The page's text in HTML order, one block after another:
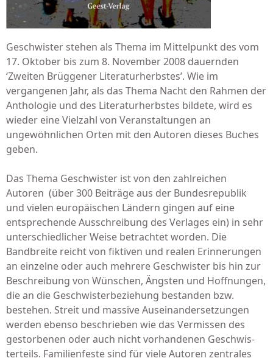
Geschwister stehen als Thema im Mittelpunkt des vom
17. Oktober bis zum 8. November 2008 dauernden
‘Zweiten Brüggener Literaturherbs­tes’. Wie im
vergangenen Jahr, als das Thema Nacht den Rahmen der
Anthologie und des Literaturherbstes bildete, wird es
wieder eine Vielzahl von Veranstaltungen an
ungewöhnlichen Orten mit den Autoren dieses Buches
geben.
Das Thema Geschwister ist von den zahlreichen
Autoren (über 300 Beiträge aus der Bundesrepublik
und vielen europäischen Ländern gingen auf eine
entsprechende Aus­schreibung des Verlages ein) in sehr
unterschiedlicher Weise be­trachtet worden. Die
Bandbreite reicht von fiktiven und realen Erinnerungen
an einzelne oder auch mehrere Geschwister bis hin zur
Beschreibung von Wünschen, Ängsten und Hoffnungen,
die an die Geschwisterbeziehung bestan­den bzw.
bestehen. Streit und massive Auseinandersetzungen
werden ebenso beschrieben wie das Vermissen des
gestorbenen oder auch nicht vorhandenen Geschwis­
terteils. Familienfeste sind für viele Autoren zentrales